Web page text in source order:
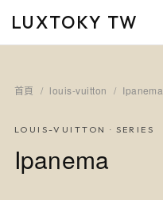
LUXTOKY TW
首頁 / louis-vuitton / Ipanema
LOUIS-VUITTON · SERIES
Ipanema